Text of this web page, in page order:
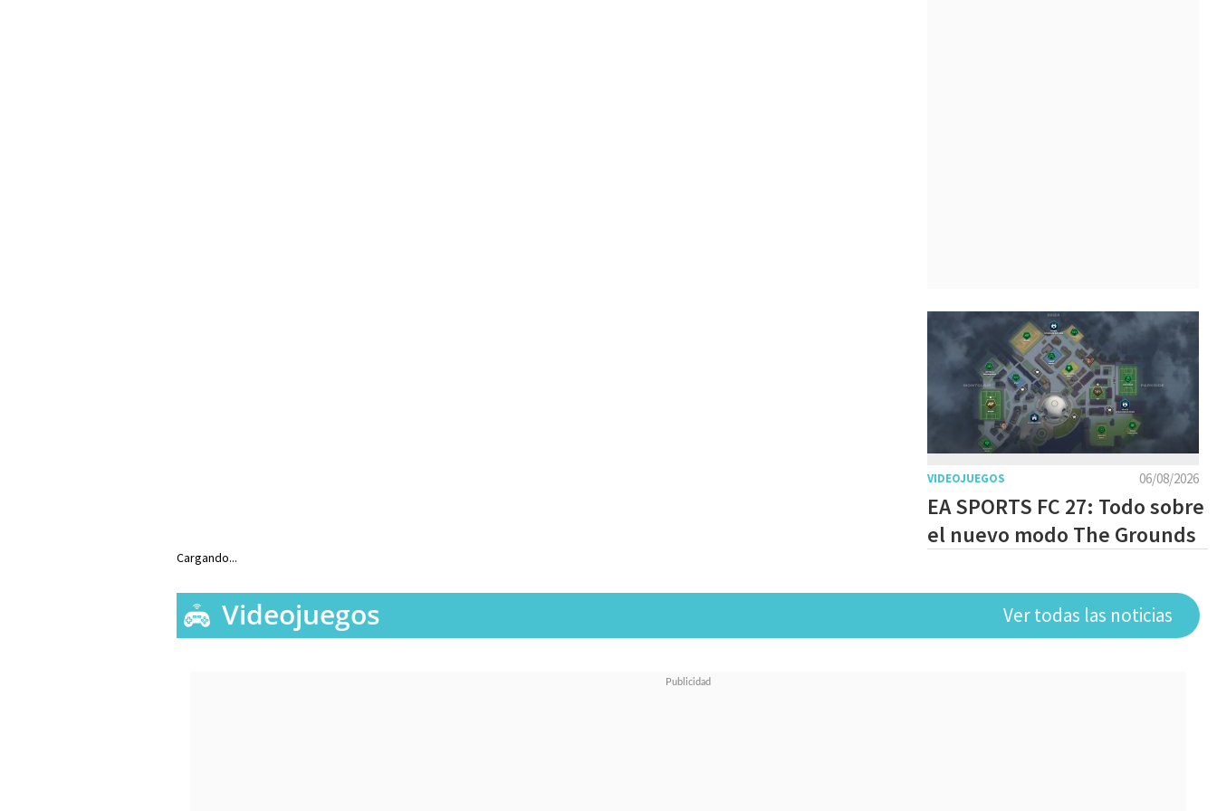
06/08/2026
VIDEOJUEGOS
EA SPORTS FC 27: Todo sobre
el nuevo modo The Grounds
Cargando...
Ver todas las noticias
Videojuegos